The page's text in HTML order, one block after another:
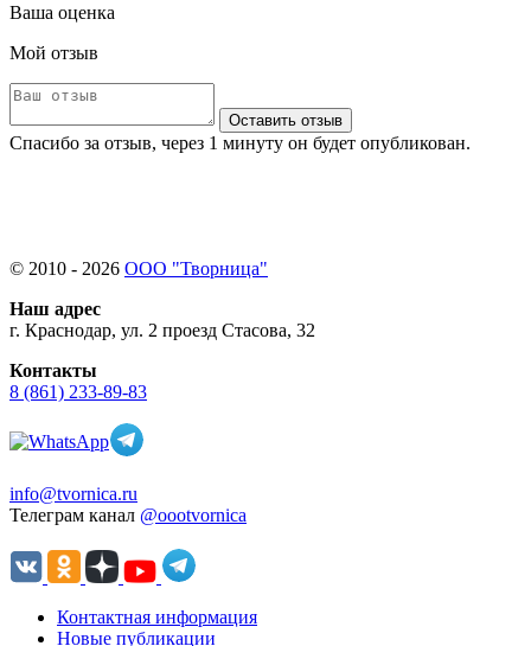
Ваша оценка
Мой отзыв
Оставить отзыв
Спасибо за отзыв, через 1 минуту он будет опубликован.
© 2010 - 2026 ООО "Творница"
Наш адрес
г. Краснодар, ул. 2 проезд Стасова, 32
Контакты
8 (861) 233-89-83
info@tvornica.ru
Телеграм канал @oootvornica
Контактная информация
Новые публикации